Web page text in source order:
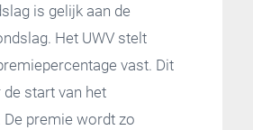
is gelijk aan de
Het UWV stelt
vast. Dit
start van het
De premie wordt zo